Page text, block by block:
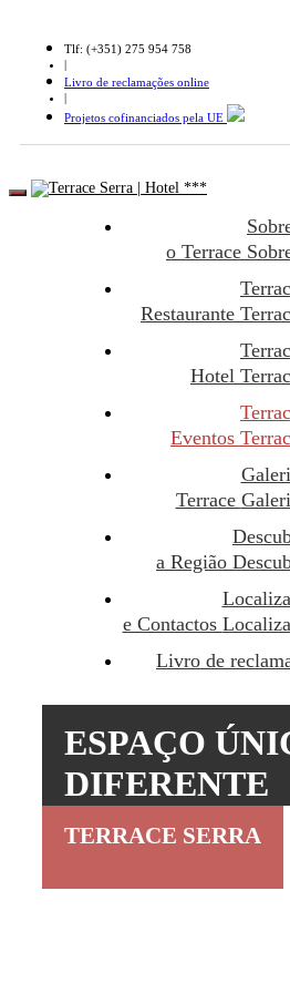
Tlf: (+351) 275 954 758
|
Livro de reclamações online
|
Projetos cofinanciados pela UE
o Terrace
Restaurante
Hotel
Eventos
Terrace
a Região
e Contactos
Livro de
ESPAÇO
DIFERENTE
TERRACE SERRA